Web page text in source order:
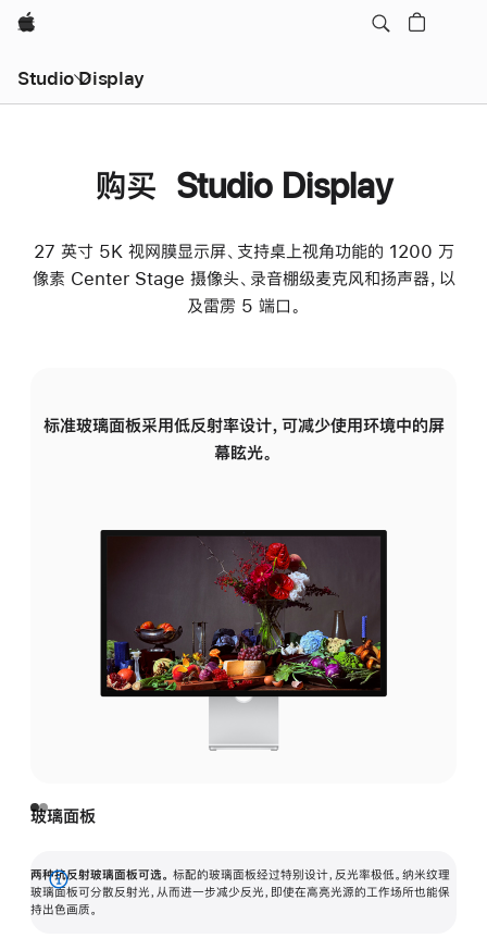
Apple
Studio Display
购买 Studio Display
27 英寸 5K 视网膜显示屏、支持桌上视角功能的 1200 万
像素 Center Stage 摄像头、录音棚级麦克风和扬声器，以
及雷雳 5 端口。
标准玻璃面板采用低反射率设计，可减少使用环境中的屏
幕眩光。
玻璃面板
两种抗反射玻璃面板可选。 标配的玻璃面板经过特别设计，反光率极低。纳米纹理
玻璃面板可分散反射光，从而进一步减少反光，即使在高亮光源的工作场所也能保
持出色画质。
展
开